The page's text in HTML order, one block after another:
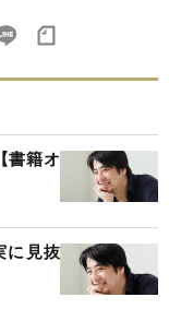
書籍オ
に見抜